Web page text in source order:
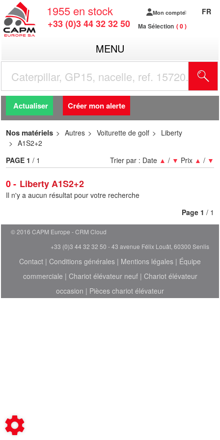
1955 en stock
+33 (0)3 44 32 32 50
Mon compte
Ma Sélection 0
FR
MENU
Actualiser Créer mon alerte
Nos matériels Autres Voiturette de golf
Liberty
A1S2+2
0 Liberty A1S2+2
Trier par : Date ▲ / ▼ Prix ▲ / ▼
PAGE 1 / 1
Il n'y a aucun résultat pour votre recherche
Page 1 / 1
© 2016 CAPM Europe
CRM Cloud
+33 (0)3 44 32 32 50 - 43 avenue Félix Louât, 60300 Senlis
Contact | Conditions générales | Mentions légales | Équipe
commerciale | Chariot élévateur neuf| Chariot élévateur
occasion | Pièces chariot élévateur